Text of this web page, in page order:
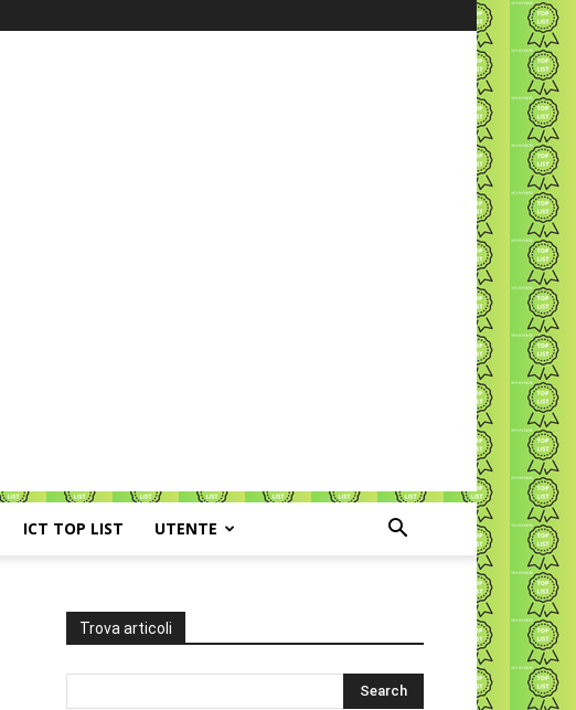
ICT TOP LIST UTENTE
Trova articoli